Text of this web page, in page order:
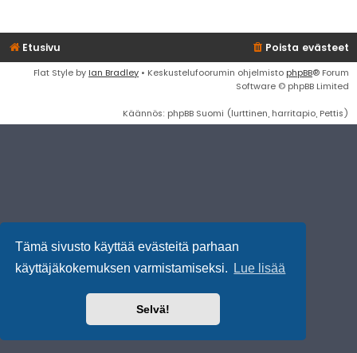
Tämä sivusto käyttää evästeitä parhaan
käyttäjäkokemuksen varmistamiseksi.
Lue lisää
Selvä!
Etusivu Poista evästeet
Flat Style by Ian Bradley • Keskustelufoorumin ohjelmisto phpBB® Forum
Software © phpBB Limited
Käännös: phpBB Suomi (lurttinen, harritapio, Pettis)